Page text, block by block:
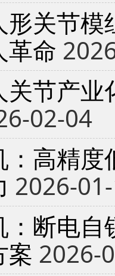
关节
革命
节产
02-04
：高精
2026-
：断电
案 2026-